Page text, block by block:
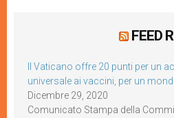
FEED
Il Vaticano offre 20 punti per un
universale ai vaccini, per un
Dicembre 29, 2020
Comunicato Stampa della